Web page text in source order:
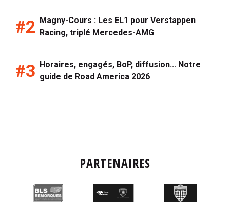
Magny-Cours : Les EL1 pour Verstappen
Racing, triplé Mercedes-AMG
Horaires, engagés, BoP, diffusion... Notre
guide de Road America 2026
PARTENAIRES